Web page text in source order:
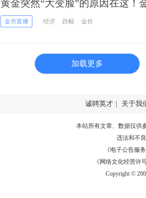
黄金突然“大变脸”的原因在这！
下来如何交易黄金？
金市直播 经济 跌幅 金价
加载更多
诚聘英才 关于我
本站所有文章、数据仅供
违法和不
《电子公告服务
《网络文化经营许
Copyright ©